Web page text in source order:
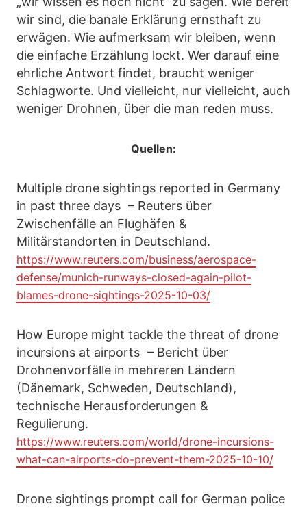
wir sind, die banale Erklärung ernsthaft zu
erwägen. Wie aufmerksam wir bleiben, wenn
die einfache Erzählung lockt. Wer darauf eine
ehrliche Antwort findet, braucht weniger
Schlagworte. Und vielleicht, nur vielleicht, auch
weniger Drohnen, über die man reden muss.
Quellen:
Multiple drone sightings reported in Germany
in past three days – Reuters über
Zwischenfälle an Flughäfen &
Militärstandorten in Deutschland.
https://www.reuters.com/business/aerospace-
defense/munich-runways-closed-again-pilot-
blames-drone-sightings-2025-10-03/
How Europe might tackle the threat of drone
incursions at airports – Bericht über
Drohnenvorfälle in mehreren Ländern
(Dänemark, Schweden, Deutschland),
technische Herausforderungen &
Regulierung.
https://www.reuters.com/world/drone-incursions-
what-can-airports-do-prevent-them-2025-10-10/
Drone sightings prompt call for German police